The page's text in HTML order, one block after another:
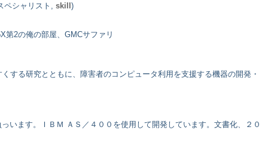
ペシャリスト, skill )
第2の俺の部屋、GMCサファリ
する研究とともに、障害者のコンピュータ利用を支援する機器の開発・
います。ＩＢＭ ＡＳ／４００を使用して開発しています。文書化、２０